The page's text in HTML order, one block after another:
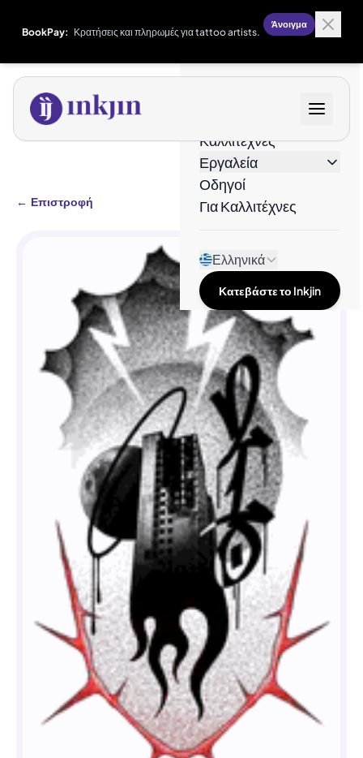
BookPay: Κρατήσεις και πληρωμές για tattoo artists.
Άνοιγμα
Καλλιτέχνες
Εργαλεία
Οδηγοί
Για Καλλιτέχνες
Ελληνικά
Κατεβάστε το Inkjin
← Επιστροφή